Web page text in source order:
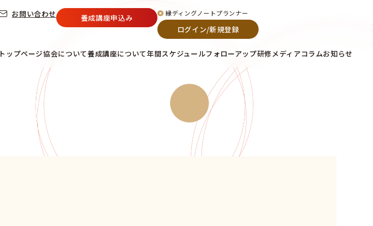
お問い合わせ 養成講座申込み 縁ディングノートプランナー
ログイン/新規登録
トップページ協会について養成講座について年間スケジュールフォローアップ研修メディアコラムお知らせ